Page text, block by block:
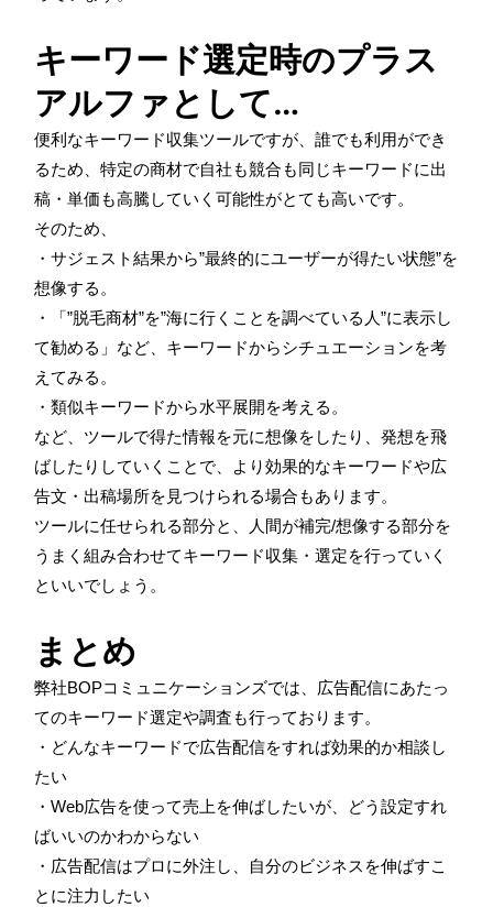
キーワード選定時のプラス
アルファとして…
便利なキーワード収集ツールですが、誰でも利用ができ
るため、特定の商材で自社も競合も同じキーワードに出
稿・単価も高騰していく可能性がとても高いです。
そのため、
・サジェスト結果から”最終的にユーザーが得たい状態”を
想像する。
・「”脱毛商材”を”海に行くことを調べている人”に表示し
て勧める」など、キーワードからシチュエーションを考
えてみる。
・類似キーワードから水平展開を考える。
など、ツールで得た情報を元に想像をしたり、発想を飛
ばしたりしていくことで、より効果的なキーワードや広
告文・出稿場所を見つけられる場合もあります。
ツールに任せられる部分と、人間が補完/想像する部分を
うまく組み合わせてキーワード収集・選定を行っていく
といいでしょう。
まとめ
弊社BOPコミュニケーションズでは、広告配信にあたっ
てのキーワード選定や調査も行っております。
・どんなキーワードで広告配信をすれば効果的か相談し
たい
・Web広告を使って売上を伸ばしたいが、どう設定すれ
ばいいのかわからない
・広告配信はプロに外注し、自分のビジネスを伸ばすこ
とに注力したい